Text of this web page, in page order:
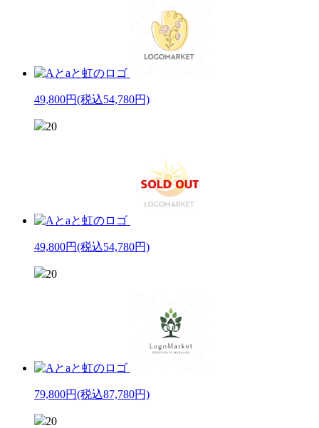
49,800円(税込54,780円)
20
49,800円(税込54,780円)
20
79,800円(税込87,780円)
20